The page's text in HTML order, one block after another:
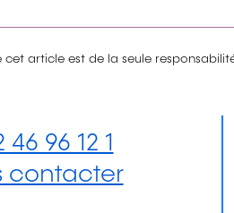
cet article est de la seule
46 96 12 1
contacter